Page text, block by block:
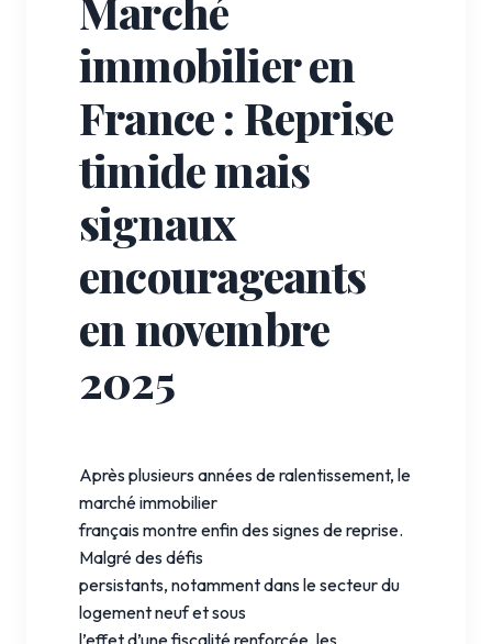
immobilier en
France : Reprise
timide mais
signaux
encourageants
en novembre
2025
Après plusieurs années de ralentissement, le
marché immobilier
français montre enfin des signes de reprise.
Malgré des défis
persistants, notamment dans le secteur du
logement neuf et sous
l’effet d’une fiscalité renforcée, les